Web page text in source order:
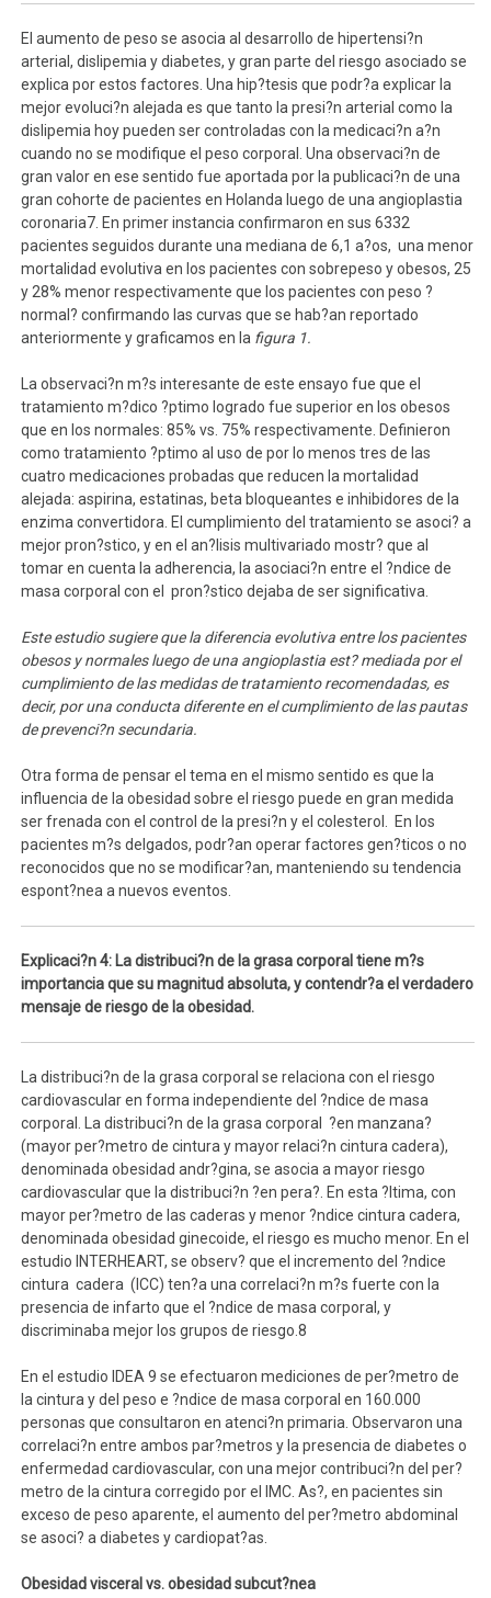
El aumento de peso se asocia al desarrollo de hipertensi?n
arterial, dislipemia y diabetes, y gran parte del riesgo asociado se
explica por estos factores. Una hip?tesis que podr?a explicar la
mejor evoluci?n alejada es que tanto la presi?n arterial como la
dislipemia hoy pueden ser controladas con la medicaci?n a?n
cuando no se modifique el peso corporal. Una observaci?n de
gran valor en ese sentido fue aportada por la publicaci?n de una
gran cohorte de pacientes en Holanda luego de una angioplastia
coronaria7. En primer instancia confirmaron en sus 6332
pacientes seguidos durante una mediana de 6,1 a?os, una menor
mortalidad evolutiva en los pacientes con sobrepeso y obesos, 25
y 28% menor respectivamente que los pacientes con peso ?
normal? confirmando las curvas que se hab?an reportado
anteriormente y graficamos en la figura 1.
La observaci?n m?s interesante de este ensayo fue que el
tratamiento m?dico ?ptimo logrado fue superior en los obesos
que en los normales: 85% vs. 75% respectivamente. Definieron
como tratamiento ?ptimo al uso de por lo menos tres de las
cuatro medicaciones probadas que reducen la mortalidad
alejada: aspirina, estatinas, beta bloqueantes e inhibidores de la
enzima convertidora. El cumplimiento del tratamiento se asoci? a
mejor pron?stico, y en el an?lisis multivariado mostr? que al
tomar en cuenta la adherencia, la asociaci?n entre el ?ndice de
masa corporal con el pron?stico dejaba de ser significativa.
Este estudio sugiere que la diferencia evolutiva entre los pacientes
obesos y normales luego de una angioplastia est? mediada por el
cumplimiento de las medidas de tratamiento recomendadas, es
decir, por una conducta diferente en el cumplimiento de las pautas
de prevenci?n secundaria.
Otra forma de pensar el tema en el mismo sentido es que la
influencia de la obesidad sobre el riesgo puede en gran medida
ser frenada con el control de la presi?n y el colesterol. En los
pacientes m?s delgados, podr?an operar factores gen?ticos o no
reconocidos que no se modificar?an, manteniendo su tendencia
espont?nea a nuevos eventos.
Explicaci?n 4: La distribuci?n de la grasa corporal tiene m?s
importancia que su magnitud absoluta, y contendr?a el verdadero
mensaje de riesgo de la obesidad.
La distribuci?n de la grasa corporal se relaciona con el riesgo
cardiovascular en forma independiente del ?ndice de masa
corporal. La distribuci?n de la grasa corporal ?en manzana?
(mayor per?metro de cintura y mayor relaci?n cintura cadera),
denominada obesidad andr?gina, se asocia a mayor riesgo
cardiovascular que la distribuci?n ?en pera?. En esta ?ltima, con
mayor per?metro de las caderas y menor ?ndice cintura cadera,
denominada obesidad ginecoide, el riesgo es mucho menor. En el
estudio INTERHEART, se observ? que el incremento del ?ndice
cintura cadera (ICC) ten?a una correlaci?n m?s fuerte con la
presencia de infarto que el ?ndice de masa corporal, y
discriminaba mejor los grupos de riesgo.8
En el estudio IDEA 9 se efectuaron mediciones de per?metro de
la cintura y del peso e ?ndice de masa corporal en 160.000
personas que consultaron en atenci?n primaria. Observaron una
correlaci?n entre ambos par?metros y la presencia de diabetes o
enfermedad cardiovascular, con una mejor contribuci?n del per?
metro de la cintura corregido por el IMC. As?, en pacientes sin
exceso de peso aparente, el aumento del per?metro abdominal
se asoci? a diabetes y cardiopat?as.
Obesidad visceral vs. obesidad subcut?nea